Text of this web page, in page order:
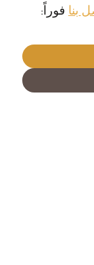
بنا فوراً: